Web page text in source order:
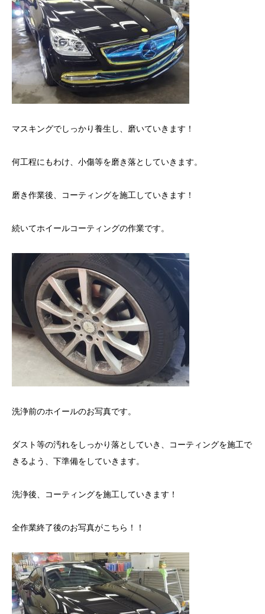
マスキングでしっかり養生し、磨いていきます！
何工程にもわけ、小傷等を磨き落としていきます。
磨き作業後、コーティングを施工していきます！
続いてホイールコーティングの作業です。
洗浄前のホイールのお写真です。
ダスト等の汚れをしっかり落としていき、コーティングを施工で
きるよう、下準備をしていきます。
洗浄後、コーティングを施工していきます！
全作業終了後のお写真がこちら！！